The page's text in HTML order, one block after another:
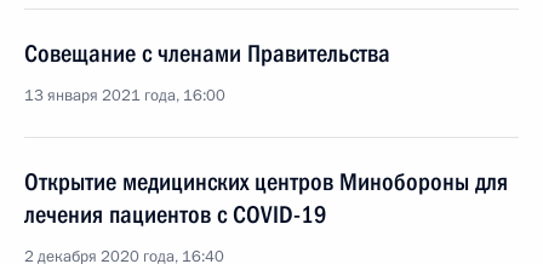
Совещание с членами Правительства
13 января 2021 года, 16:00
Открытие медицинских центров Минобороны для
лечения пациентов с COVID-19
2 декабря 2020 года, 16:40